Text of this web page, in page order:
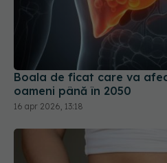
Boala de ficat care va
oameni până în 2050
16 apr 2026, 13:18